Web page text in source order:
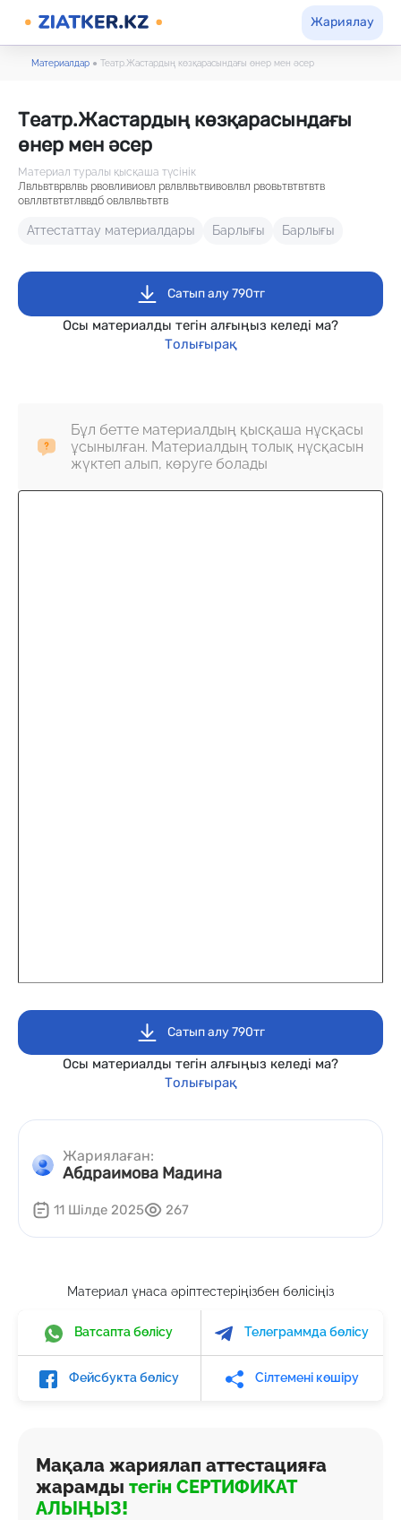
Жариялау
Материалдар ● Театр.Жастардың көзқарасындағы өнер мен әсер
Театр.Жастардың көзқарасындағы
өнер мен әсер
Материал туралы қысқаша түсінік
Лвльвтврвлвь рвовливиовл рвлвлвьтвивовлвл рвовьтвтвтвтв
овллвтвтвтлввдб овлвлвьтвтв
Аттестаттау материалдары Барлығы Барлығы
Сатып алу 790тг
Осы материалды тегін алғыңыз келеді ма?
Толығырақ
Бұл бетте материалдың қысқаша нұсқасы
ұсынылған. Материалдың толық нұсқасын
жүктеп алып, көруге болады
Сатып алу 790тг
Осы материалды тегін алғыңыз келеді ма?
Толығырақ
Жариялаған:
Абдраимова Мадина
11 Шілде 2025 267
Материал ұнаса әріптестеріңізбен бөлісіңіз
Ватсапта бөлісу Телеграммда бөлісу
Фейсбукта бөлісу Сілтемені көшіру
Мақала жариялап аттестацияға
жарамды тегін СЕРТИФИКАТ
АЛЫҢЫЗ!